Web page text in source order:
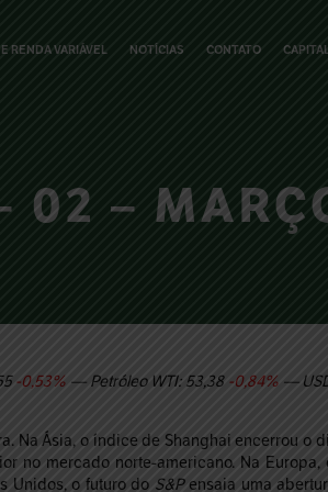
RENDA VARIÁVEL NOTÍCIAS CONTATO
02 –
-0,53% — Petróleo WTI: 53,38 -0,84% —
Na Ásia, o índice de Shanghai encerrou o
no mercado norte-americano. Na Europa,
Unidos, o futuro do S&Pensaia uma